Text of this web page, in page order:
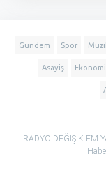
Gündem Spor
Asayiş Ekonomi
RADYO DEĞİŞİK FM